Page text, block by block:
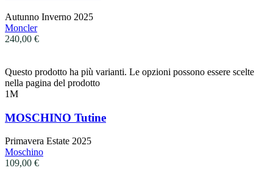
Autunno Inverno 2025
Moncler
240,00 €
Questo prodotto ha più varianti. Le opzioni possono essere scelte
nella pagina del prodotto
1M
MOSCHINO Tutine
Primavera Estate 2025
Moschino
109,00 €